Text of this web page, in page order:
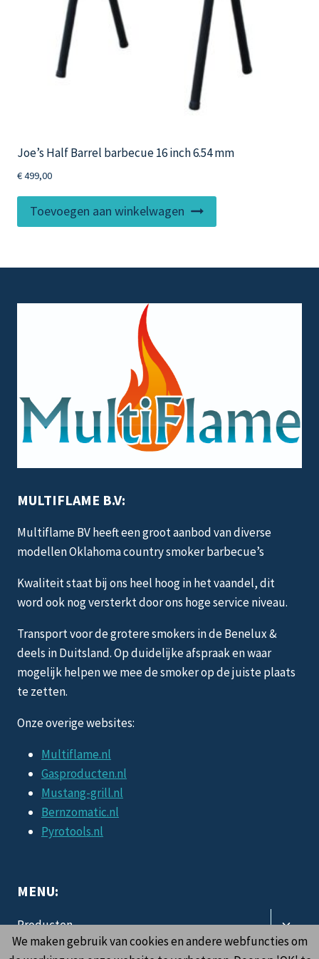
productpagina
Joe’s Half Barrel barbecue 16 inch 6.54 mm
€499,00
Toevoegen aan winkelwagen
MULTIFLAME B.V:
Multiflame BV heeft een groot aanbod van diverse
modellen Oklahoma country smoker barbecue’s
Kwaliteit staat bij ons heel hoog in het vaandel, dit
word ook nog versterkt door ons hoge service niveau.
Transport voor de grotere smokers in de Benelux &
deels in Duitsland. Op duidelijke afspraak en waar
mogelijk helpen we mee de smoker op de juiste plaats
te zetten.
Onze overige websites:
Multiflame.nl
Gasproducten.nl
Mustang-grill.nl
Bernzomatic.nl
Pyrotools.nl
MENU:
Producten
Toggle
Toggle
We maken gebruik van cookies en andere webfuncties om